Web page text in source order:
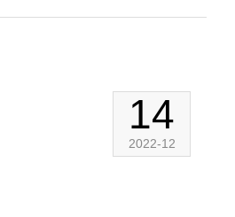
14
2022-12